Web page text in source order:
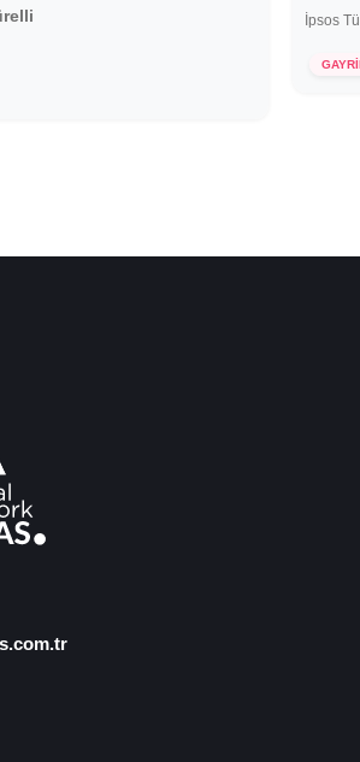
İpsos